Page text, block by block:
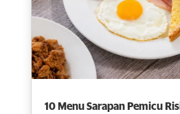
10 Menu Sarapan Pemicu